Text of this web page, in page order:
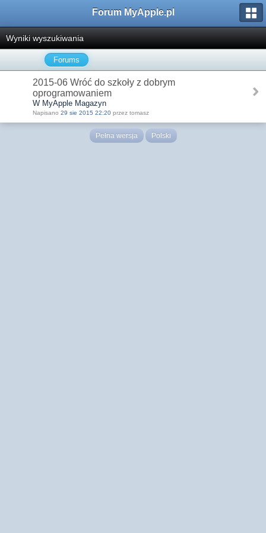
Forum MyApple.pl
Wyniki wyszukiwania
Forums
2015-06 Wróć do szkoły z dobrym
oprogramowaniem
W MyApple Magazyn
Napisano 29 sie 2015 22:20 przez tomasz
Pełna wersja Polski